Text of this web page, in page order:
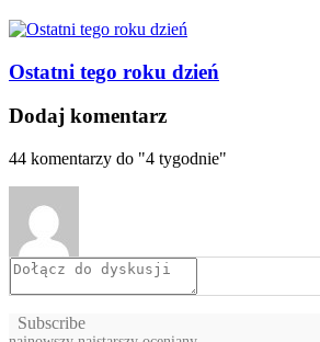
Ostatni tego roku dzień
Dodaj komentarz
44 komentarzy do "4 tygodnie"
Subscribe